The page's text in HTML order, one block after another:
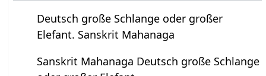
Deutsch große Schlange oder großer
Elefant. Sanskrit Mahanaga
Sanskrit Mahanaga Deutsch große Schlange